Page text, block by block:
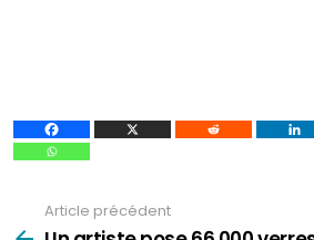
Article précédent